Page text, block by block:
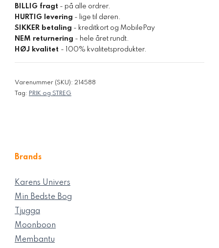
BILLIG fragt - på alle ordrer.
HURTIG levering - lige til døren.
SIKKER betaling - kreditkort og MobilePay
NEM returnering - hele året rundt.
HØJ kvalitet - 100% kvalitetsprodukter.
Varenummer (SKU): 214588
Tag: PRIK og STREG
Brands
Karens Univers
Min Bedste Bog
Tjugga
Moonboon
Membantu